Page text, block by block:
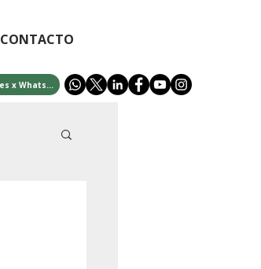
CONTACTO
Novedades x WhatsApp